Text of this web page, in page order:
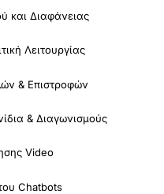
και Διαφάνειας
Λειτουργίας
& Επιστροφών
& Διαγωνισμούς
Video
Chatbots